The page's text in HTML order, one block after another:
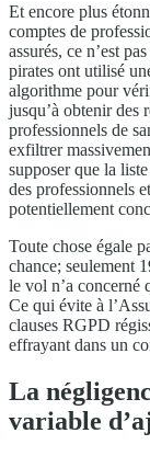
Et encore plus
comptes de
assurés, ce n’est
pirates ont utilisé
algorithme pour
jusqu’à obtenir des
professionnels de
exfiltrer
supposer que la
des professionnels
potentiellement
Toute chose égale
chance; seulement
le vol n’a concerné
Ce qui évite à
clauses RGPD
effrayant dans un
La
variable